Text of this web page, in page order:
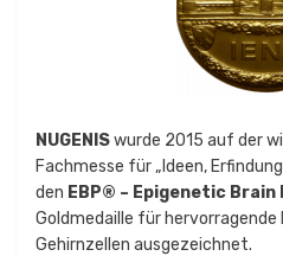
NUGENISwurde 2015 auf der
Fachmesse für „Ideen,
den EBP® – Epigenetic
Goldmedaille für
Gehirnzellen ausgezeichnet.